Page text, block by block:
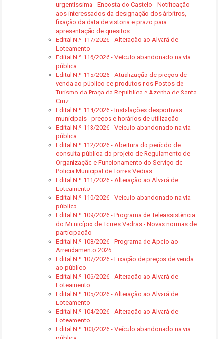
urgentíssima - Encosta do Castelo - Notificação
aos interessados da designação dos árbitros,
fixação da data de vistoria e prazo para
apresentação de quesitos
Edital N.º 117/2026 - Alteração ao Alvará de
Loteamento
Edital N.º 116/2026 - Veículo abandonado na via
pública
Edital N.º 115/2026 - Atualização de preços de
venda ao público de produtos nos Postos de
Turismo da Praça da República e Azenha de Santa
Cruz
Edital N.º 114/2026 - Instalações desportivas
municipais - preços e horários de utilização
Edital N.º 113/2026 - Veículo abandonado na via
pública
Edital N.º 112/2026 - Abertura do período de
consulta pública do projeto de Regulamento de
Organização e Funcionamento do Serviço de
Polícia Municipal de Torres Vedras
Edital N.º 111/2026 - Alteração ao Alvará de
Loteamento
Edital N.º 110/2026 - Veículo abandonado na via
pública
Edital N.º 109/2026 - Programa de Teleassistência
do Município de Torres Vedras - Novas normas de
participação
Edital N.º 108/2026 - Programa de Apoio ao
Arrendamento 2026
Edital N.º 107/2026 - Fixação de preços de venda
ao público
Edital N.º 106/2026 - Alteração ao Alvará de
Loteamento
Edital N.º 105/2026 - Alteração ao Alvará de
Loteamento
Edital N.º 104/2026 - Alteração ao Alvará de
Loteamento
Edital N.º 103/2026 - Veículo abandonado na via